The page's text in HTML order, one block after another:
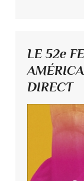
LE 52e
DIRECT